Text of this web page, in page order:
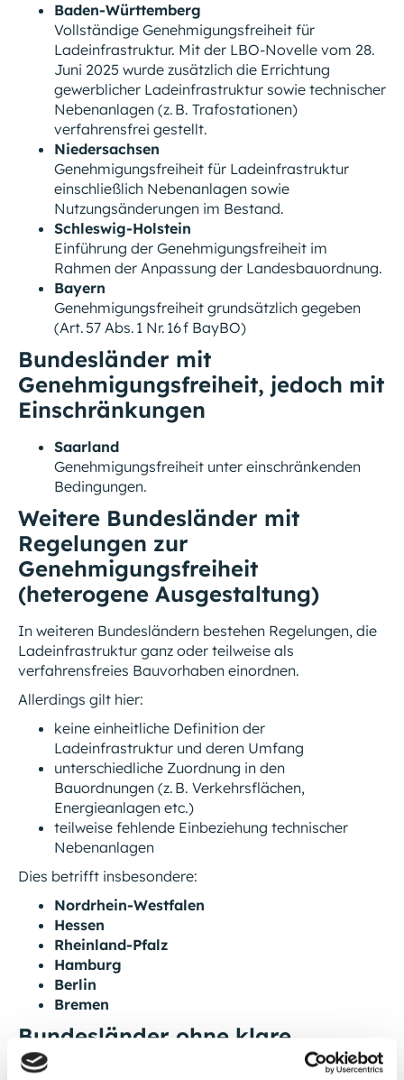
Baden-Württemberg
Vollständige Genehmigungsfreiheit für
Ladeinfrastruktur. Mit der LBO-Novelle vom 28.
Juni 2025 wurde zusätzlich die Errichtung
gewerblicher Ladeinfrastruktur sowie technischer
Nebenanlagen (z. B. Trafostationen)
verfahrensfrei gestellt.
Niedersachsen
Genehmigungsfreiheit für Ladeinfrastruktur
einschließlich Nebenanlagen sowie
Nutzungsänderungen im Bestand.
Schleswig-Holstein
Einführung der Genehmigungsfreiheit im
Rahmen der Anpassung der Landesbauordnung.
Bayern
Genehmigungsfreiheit grundsätzlich gegeben
(Art. 57 Abs. 1 Nr. 16 f BayBO)
Bundesländer mit
Genehmigungsfreiheit, jedoch mit
Einschränkungen
Saarland
Genehmigungsfreiheit unter einschränkenden
Bedingungen.
Weitere Bundesländer mit
Regelungen zur
Genehmigungsfreiheit
(heterogene Ausgestaltung)
In weiteren Bundesländern bestehen Regelungen, die
Ladeinfrastruktur ganz oder teilweise als
verfahrensfreies Bauvorhaben einordnen.
Allerdings gilt hier:
keine einheitliche Definition der
Ladeinfrastruktur und deren Umfang
unterschiedliche Zuordnung in den
Bauordnungen (z. B. Verkehrsflächen,
Energieanlagen etc.)
teilweise fehlende Einbeziehung technischer
Nebenanlagen
Dies betrifft insbesondere:
Nordrhein-Westfalen
Hessen
Rheinland-Pfalz
Hamburg
Berlin
Bremen
Bundesländer ohne klare
Genehmigungsfreiheit (weiterhin